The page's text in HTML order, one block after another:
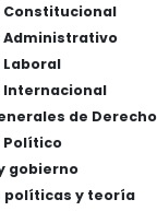
Constitucional
Administrativo
Laboral
Internacional
de Derecho
Político
gobierno
políticas y teoría